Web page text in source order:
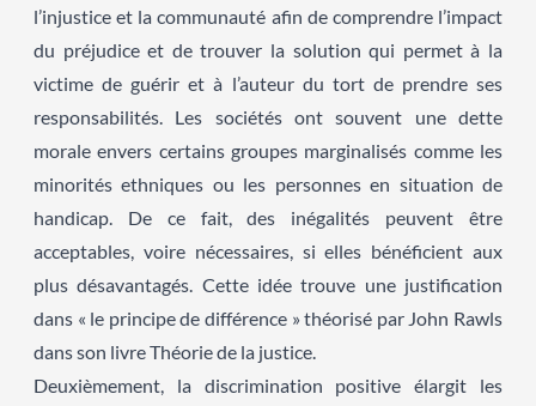
l’injustice et la communauté afin de comprendre l’impact
du préjudice et de trouver la solution qui permet à la
victime de guérir et à l’auteur du tort de prendre ses
responsabilités. Les sociétés ont souvent une dette
morale envers certains groupes marginalisés comme les
minorités ethniques ou les personnes en situation de
handicap. De ce fait, des inégalités peuvent être
acceptables, voire nécessaires, si elles bénéficient aux
plus désavantagés. Cette idée trouve une justification
dans « le principe de différence » théorisé par John Rawls
dans son livre Théorie de la justice.
Deuxièmement, la discrimination positive élargit les